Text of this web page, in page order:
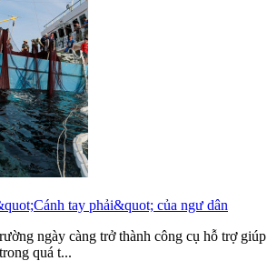
tay phải&quot; của ngư dân
ngày càng trở thành công cụ hỗ trợ giúp
quá t...